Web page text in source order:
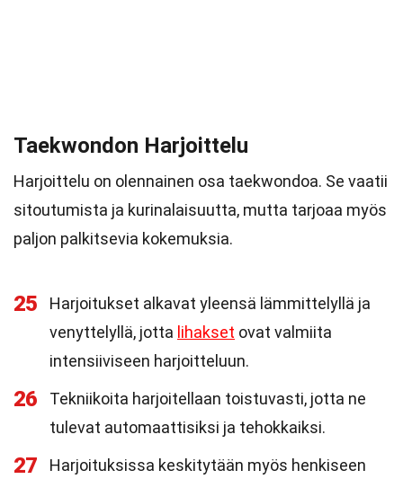
Taekwondon Harjoittelu
Harjoittelu on olennainen osa taekwondoa. Se vaatii
sitoutumista ja kurinalaisuutta, mutta tarjoaa myös
paljon palkitsevia kokemuksia.
25
Harjoitukset alkavat yleensä lämmittelyllä ja
venyttelyllä, jotta lihakset ovat valmiita
intensiiviseen harjoitteluun.
26
Tekniikoita harjoitellaan toistuvasti, jotta ne
tulevat automaattisiksi ja tehokkaiksi.
27
Harjoituksissa keskitytään myös henkiseen